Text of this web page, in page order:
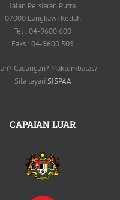
Jalan Persiaran Putra
07000 Langkawi Kedah
Tel : 04-9600 600
Faks : 04-9600 509
Cadangan? Maklumbalas?
Sila layari SISPAA
CAPAIAN LUAR